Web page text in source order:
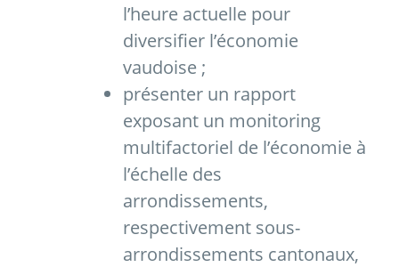
l’heure actuelle pour
diversifier l’économie
vaudoise ;
présenter un rapport
exposant un monitoring
multifactoriel de l’économie à
l’échelle des
arrondissements,
respectivement sous-
arrondissements cantonaux,